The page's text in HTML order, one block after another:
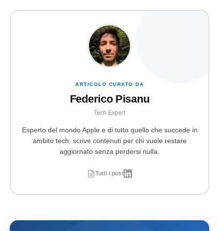
ARTICOLO CURATO DA
Federico Pisanu
Tech Expert
Esperto del mondo Apple e di tutto quello che succede in
ambito tech: scrive contenuti per chi vuole restare
aggiornato senza perdersi nulla.
Tutti i post